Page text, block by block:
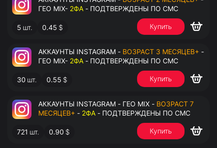
ГЕО MIX- 2ФА - ПОДТВЕРЖДЕНЫ ПО СМС
5 шт. 0.45 $ Купить
АККАУНТЫ INSTAGRAM - ВОЗРАСТ 3 МЕСЯЦЕВ+ -
ГЕО MIX- 2ФА - ПОДТВЕРЖДЕНЫ ПО СМС
30 шт. 0.55 $ Купить
АККАУНТЫ INSTAGRAM - ГЕО MIX - ВОЗРАСТ 7
МЕСЯЦЕВ+ - 2ФА - ПОДТВЕРЖДЕНЫ ПО СМС
721 шт. 0.90 $ Купить